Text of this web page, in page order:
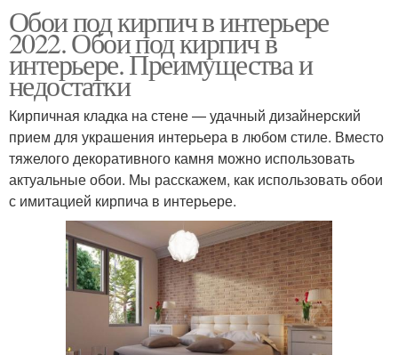
Обои под кирпич в интерьере
2022. Обои под кирпич в
интерьере. Преимущества и
недостатки
Кирпичная кладка на стене — удачный дизайнерский
прием для украшения интерьера в любом стиле. Вместо
тяжелого декоративного камня можно использовать
актуальные обои. Мы расскажем, как использовать обои
с имитацией кирпича в интерьере.